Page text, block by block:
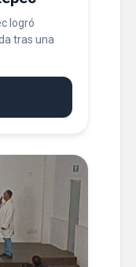
logró
tras una